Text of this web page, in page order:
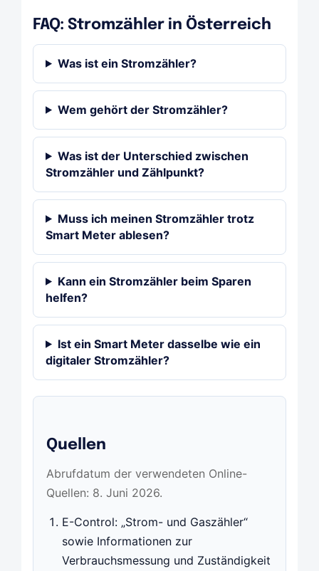
FAQ: Stromzähler in Österreich
Was ist ein Stromzähler?
Wem gehört der Stromzähler?
Was ist der Unterschied zwischen
Stromzähler und Zählpunkt?
Muss ich meinen Stromzähler trotz
Smart Meter ablesen?
Kann ein Stromzähler beim Sparen
helfen?
Ist ein Smart Meter dasselbe wie ein
digitaler Stromzähler?
Quellen
Abrufdatum der verwendeten Online-
Quellen: 8. Juni 2026.
E-Control: „Strom- und Gaszähler“
sowie Informationen zur
Verbrauchsmessung und Zuständigkeit